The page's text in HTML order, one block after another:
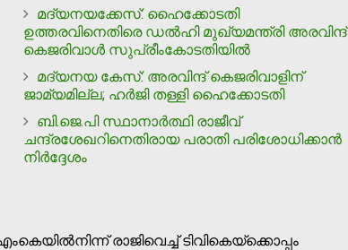
മദ്യനയക്കേസ്: ഹൈക്കോടതി
ഉത്തരവിനെതിരെ ഡല്‍ഹി മുഖ്യമന്ത്രി അരവിന്ദ്
കെജരിവാള്‍ സുപ്രീംകോടതിയില്‍
മദ്യനയ കേസ്: അരവിന്ദ് കെജരിവാളിന്
ജാമ്യമില്ല; ഹര്‍ജി തള്ളി ഹൈക്കോടതി
ബി.ജെ.പി സ്ഥാനാര്‍ത്ഥി രാജീവ്
ചന്ദ്രശേഖറിനെതിരായ പരാതി പരിശോധിക്കാന്‍
നിര്‍ദ്ദേശം
രാജിവെച്ച്‌ ടിവികെയ്ക്കൊപ്പം